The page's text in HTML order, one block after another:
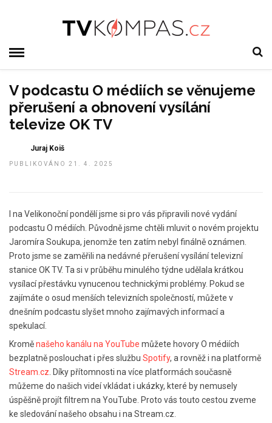
V podcastu O médiích se věnujeme
přerušení a obnovení vysílání
televize OK TV
Juraj Koiš
PUBLIKOVÁNO 21. 4. 2025
I na Velikonoční pondělí jsme si pro vás připravili nové vydání
podcastu O médiích. Původně jsme chtěli mluvit o novém projektu
Jaromíra Soukupa, jenomže ten zatím nebyl finálně oznámen.
Proto jsme se zaměřili na nedávné přerušení vysílání televizní
stanice OK TV. Ta si v průběhu minulého týdne udělala krátkou
vysílací přestávku vynucenou technickými problémy. Pokud se
zajímáte o osud menších televizních společností, můžete v
dnešním podcastu slyšet mnoho zajímavých informací a
spekulací.
Kroměnašeho kanálu na YouTube můžete hovory O médiích
bezplatně poslouchat i přes službu Spotify, a rovněž i na platformě
Stream.cz . Díky přítomnosti na více platformách současně
můžeme do našich videí vkládat i ukázky, které by nemusely
úspěšně projít filtrem na YouTube. Proto vás touto cestou zveme
ke sledování našeho obsahu i na Stream.cz.